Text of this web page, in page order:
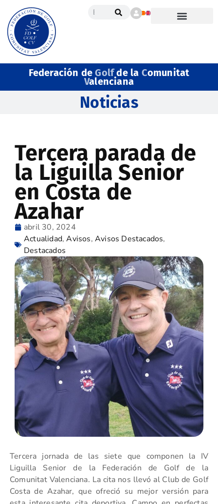
Federación deGolfde la Comunitat
Valenciana
Noticias
Tercera parada de
la Liguilla Senior
en Costa de
Azahar
abril 30, 2024
Actualidad,Avisos,Avisos Destacados,
Destacados
Tercera jornada de las siete que componen la IV
Liguilla Senior de la Federación de Golf de la
Comunitat Valenciana. La cita nos llevó al Club de Golf
Costa de Azahar, que ofreció su mejor versión para